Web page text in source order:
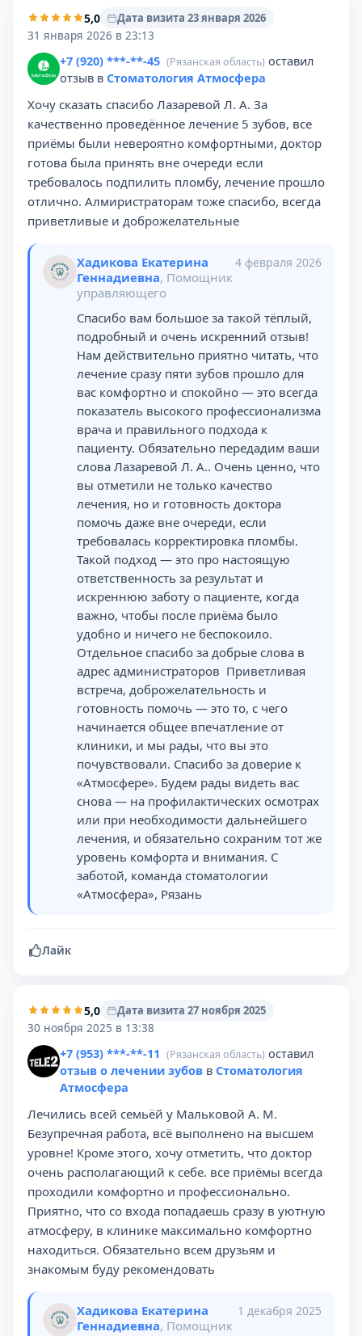
5,0
Дата визита 23 января 2026
31 января 2026 в 23:13
+7 (920) ***-**-45 (Рязанская область) оставил
отзыв в Стоматология Атмосфера
Хочу сказать спасибо Лазаревой Л. А. За
качественно проведённое лечение 5 зубов, все
приёмы были невероятно комфортными, доктор
готова была принять вне очереди если
требовалось подпилить пломбу, лечение прошло
отлично. Алмиристраторам тоже спасибо, всегда
приветливые и доброжелательные️
Хадикова Екатерина
Геннадиевна, Помощник
управляющего
4 февраля 2026
Спасибо вам большое за такой тёплый,
подробный и очень искренний отзыв!
Нам действительно приятно читать, что
лечение сразу пяти зубов прошло для
вас комфортно и спокойно — это всегда
показатель высокого профессионализма
врача и правильного подхода к
пациенту. Обязательно передадим ваши
слова Лазаревой Л. А.. Очень ценно, что
вы отметили не только качество
лечения, но и готовность доктора
помочь даже вне очереди, если
требовалась корректировка пломбы.
Такой подход — это про настоящую
ответственность за результат и
искреннюю заботу о пациенте, когда
важно, чтобы после приёма было
удобно и ничего не беспокоило.
Отдельное спасибо за добрые слова в
адрес администраторов ️ Приветливая
встреча, доброжелательность и
готовность помочь — это то, с чего
начинается общее впечатление от
клиники, и мы рады, что вы это
почувствовали. Спасибо за доверие к
«Атмосфере». Будем рады видеть вас
снова — на профилактических осмотрах
или при необходимости дальнейшего
лечения, и обязательно сохраним тот же
уровень комфорта и внимания. С
заботой, команда стоматологии
«Атмосфера», Рязань
Лайк
5,0
Дата визита 27 ноября 2025
30 ноября 2025 в 13:38
+7 (953) ***-**-11 (Рязанская область) оставил
отзыв о лечении зубов в Стоматология
Атмосфера
Лечились всей семьёй у Мальковой А. М.
Безупречная работа, всё выполнено на высшем
уровне! Кроме этого, хочу отметить, что доктор
очень располагающий к себе. все приёмы всегда
проходили комфортно и профессионально.
Приятно, что со входа попадаешь сразу в уютную
атмосферу, в клинике максимально комфортно
находиться. Обязательно всем друзьям и
знакомым буду рекомендовать
Хадикова Екатерина
Геннадиевна, Помощник
1 декабря 2025